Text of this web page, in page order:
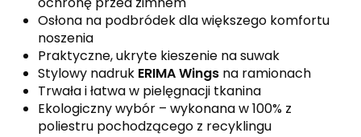
Osłona na podbródek dla większego komfortu
noszenia
Praktyczne, ukryte kieszenie na suwak
Stylowy nadruk ERIMA Wings na ramionach
Trwała i łatwa w pielęgnacji tkanina
Ekologiczny wybór – wykonana w 100% z
poliestru pochodzącego z recyklingu